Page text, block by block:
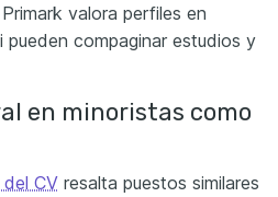
valora perfiles en
compaginar estudios y
en minoristas como
CV resalta puestos similares